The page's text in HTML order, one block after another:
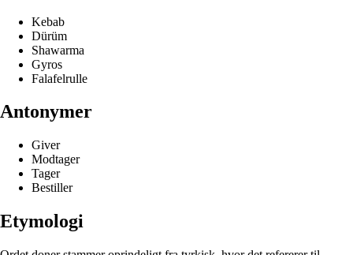
Kebab
Dürüm
Shawarma
Gyros
Falafelrulle
Antonymer
Giver
Modtager
Tager
Bestiller
Etymologi